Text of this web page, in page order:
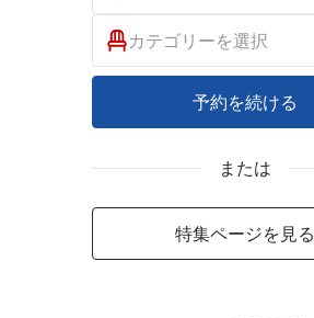
カテゴリーを選択
予約を続ける
または
特集ページを見る